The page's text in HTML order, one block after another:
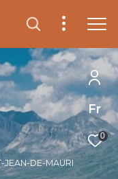
Fr
0
JEAN-DE-MAURI